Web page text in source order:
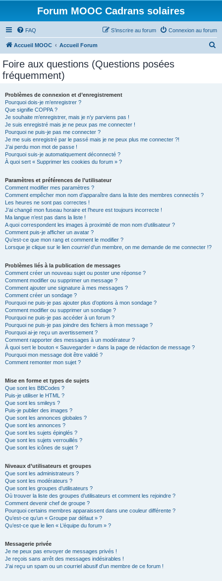
Forum MOOC Cadrans solaires
FAQ Connexion au forum
S’inscrire au forum
Accueil MOOC Accueil Forum
Foire aux questions (Questions posées
fréquemment)
Problèmes de connexion et d’enregistrement
Pourquoi dois-je m’enregistrer ?
Que signifie COPPA ?
Je souhaite m’enregistrer, mais je n’y parviens pas !
Je suis enregistré mais je ne peux pas me connecter !
Pourquoi ne puis-je pas me connecter ?
Je me suis enregistré par le passé mais je ne peux plus me connecter ?!
J’ai perdu mon mot de passe !
Pourquoi suis-je automatiquement déconnecté ?
À quoi sert « Supprimer les cookies du forum » ?
Paramètres et préférences de l’utilisateur
Comment modifier mes paramètres ?
Comment empêcher mon nom d’apparaître dans la liste des membres connectés ?
Les heures ne sont pas correctes !
J’ai changé mon fuseau horaire et l’heure est toujours incorrecte !
Ma langue n’est pas dans la liste !
A quoi correspondent les images à proximité de mon nom d’utilisateur ?
Comment puis-je afficher un avatar ?
Qu’est-ce que mon rang et comment le modifier ?
Lorsque je clique sur le lien courrield’un membre, on me demande de me connecter !?
Problèmes liés à la publication de messages
Comment créer un nouveau sujet ou poster une réponse ?
Comment modifier ou supprimer un message ?
Comment ajouter une signature à mes messages ?
Comment créer un sondage ?
Pourquoi ne puis-je pas ajouter plus d’options à mon sondage ?
Comment modifier ou supprimer un sondage ?
Pourquoi ne puis-je pas accéder à un forum ?
Pourquoi ne puis-je pas joindre des fichiers à mon message ?
Pourquoi ai-je reçu un avertissement ?
Comment rapporter des messages à un modérateur ?
À quoi sert le bouton « Sauvegarder » dans la page de rédaction de message ?
Pourquoi mon message doit être validé ?
Comment remonter mon sujet ?
Mise en forme et types de sujets
Que sont les BBCodes ?
Puis-je utiliser le HTML ?
Que sont les smileys ?
Puis-je publier des images ?
Que sont les annonces globales ?
Que sont les annonces ?
Que sont les sujets épinglés ?
Que sont les sujets verrouillés ?
Que sont les icônes de sujet ?
Niveaux d’utilisateurs et groupes
Que sont les administrateurs ?
Que sont les modérateurs ?
Que sont les groupes d’utilisateurs ?
Où trouver la liste des groupes d’utilisateurs et comment les rejoindre ?
Comment devenir chef de groupe ?
Pourquoi certains membres apparaissent dans une couleur différente ?
Qu’est-ce qu’un « Groupe par défaut » ?
Qu’est-ce que le lien « L’équipe du forum » ?
Messagerie privée
Je ne peux pas envoyer de messages privés !
Je reçois sans arrêt des messages indésirables !
J’ai reçu un spam ou un courriel abusif d’un membre de ce forum !